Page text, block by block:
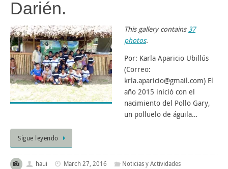
Darién.
This gallery contains37
photos.
Por: Karla Aparicio Ubillús
(Correo:
krla.aparicio@gmail.com) El
año 2015 inició con el
nacimiento del Pollo Gary,
un polluelo de águila…
Sigue leyendo
haui March 27, 2016 Noticias y Actividades